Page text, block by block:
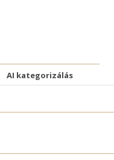
AI kategorizálás